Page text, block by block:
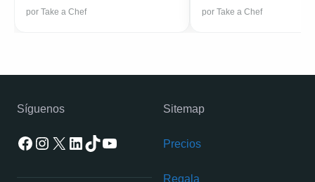
por Take a Chef por Take a Chef
Síguenos
Facebook
Instagram
X LinkedIn
TikTokYouTube
Sitemap
Precios
Regala